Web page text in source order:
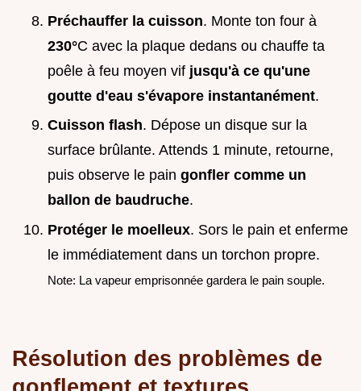
Préchauffer la cuisson. Monte ton four à
230°C avec la plaque dedans ou chauffe ta
poêle à feu moyen vif jusqu'à ce qu'une
goutte d'eau s'évapore instantanément.
Cuisson flash. Dépose un disque sur la
surface brûlante. Attends 1 minute, retourne,
puis observe le pain gonfler comme un
ballon de baudruche.
Protéger le moelleux. Sors le pain et enferme
le immédiatement dans un torchon propre.
Note: La vapeur emprisonnée gardera le pain souple.
Résolution des problèmes de